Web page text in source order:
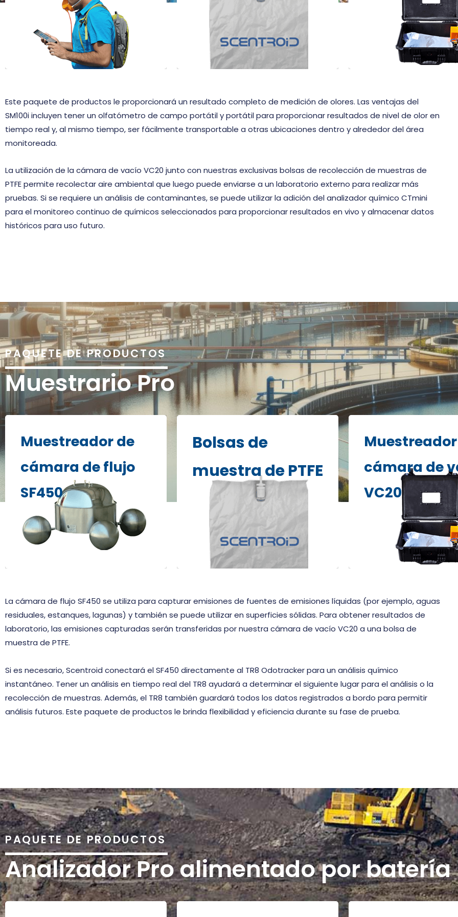
precisa y Mediciones verificables
de niveles de olor.
aceptado para todos los
estándares.
bolsas de recolección
muestras.
Este paquete de productos le proporcionará un resultado completo de medición de olores. Las ventajas del
SM100i incluyen tener un olfatómetro de campo portátil y portátil para proporcionar resultados de nivel de olor en
tiempo real y, al mismo tiempo, ser fácilmente transportable a otras ubicaciones dentro y alrededor del área
monitoreada.
La utilización de la cámara de vacío VC20 junto con nuestras exclusivas bolsas de recolección de muestras de
PTFE permite recolectar aire ambiental que luego puede enviarse a un laboratorio externo para realizar más
pruebas. Si se requiere un análisis de contaminantes, se puede utilizar la adición del analizador químico CTmini
para el monitoreo continuo de químicos seleccionados para proporcionar resultados en vivo y almacenar datos
históricos para uso futuro.
PAQUETE DE PRODUCTOS
Muestrario Pro
Muestreador de
cámara de flujo
SF450
Se utiliza para recoger emisiones
de gases de superficies líquidas o
Bolsas de
muestra de PTFE
Scentroid es el único fabricante
que ofrece bolsas de muestreo
de PTFE, el único material
aceptado para todos los
estándares.
cámara de
VC20
Toma muestras de
de gases portátil, fácil
rentable que se utiliza
bolsas de recolección
muestras.
La cámara de flujo SF450 se utiliza para capturar emisiones de fuentes de emisiones líquidas (por ejemplo, aguas
residuales, estanques, lagunas) y también se puede utilizar en superficies sólidas. Para obtener resultados de
laboratorio, las emisiones capturadas serán transferidas por nuestra cámara de vacío VC20 a una bolsa de
muestra de PTFE.
Si es necesario, Scentroid conectará el SF450 directamente al TR8 Odotracker para un análisis químico
instantáneo. Tener un análisis en tiempo real del TR8 ayudará a determinar el siguiente lugar para el análisis o la
recolección de muestras. Además, el TR8 también guardará todos los datos registrados a bordo para permitir
análisis futuros. Este paquete de productos le brinda flexibilidad y eficiencia durante su fase de prueba.
PAQUETE DE PRODUCTOS
Analizador Pro alimentado por batería